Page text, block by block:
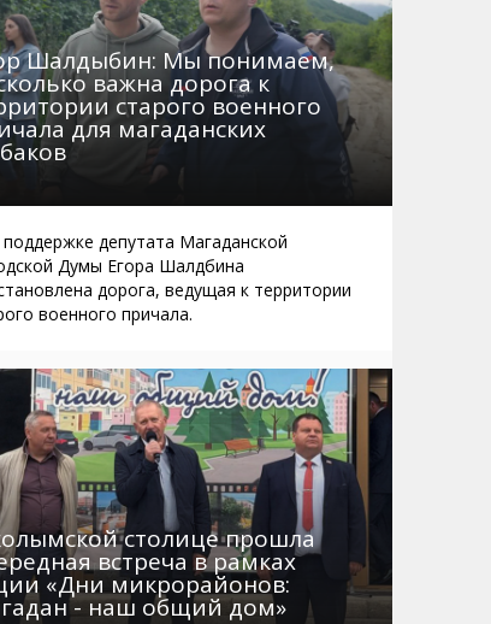
Шалдыбин: Мы понимаем,
важна дорога к
старого военного
для магаданских
депутата Магаданской
Думы Егора Шалдбина
дорога, ведущая к территории
военного причала.
столице прошла
встреча в рамках
«Дни микрорайонов:
- наш общий дом»